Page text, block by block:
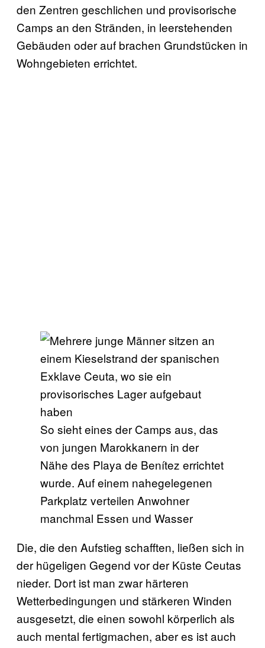
den Zentren geschlichen und provisorische
Camps an den Stränden, in leerstehenden
Gebäuden oder auf brachen Grundstücken in
Wohngebieten errichtet.
So sieht eines der Camps aus, das
von jungen Marokkanern in der
Nähe des Playa de Benítez errichtet
wurde. Auf einem nahegelegenen
Parkplatz verteilen Anwohner
manchmal Essen und Wasser
Die, die den Aufstieg schafften, ließen sich in
der hügeligen Gegend vor der Küste Ceutas
nieder. Dort ist man zwar härteren
Wetterbedingungen und stärkeren Winden
ausgesetzt, die einen sowohl körperlich als
auch mental fertigmachen, aber es ist auch